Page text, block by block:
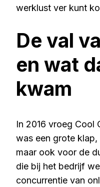
werklust ver kunt
De val
en wat
kwam
In 2016 vroeg Cool
was een grote
maar ook voor de
die bij het bedrijf
concurrentie van